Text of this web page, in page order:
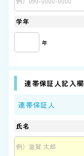
学年
年
連帯保証人記入欄
連帯保証人
氏名